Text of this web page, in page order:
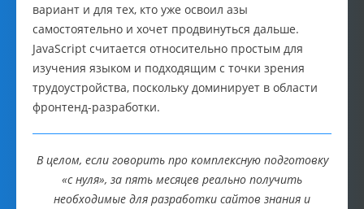
вариант и для тех, кто уже освоил азы
самостоятельно и хочет продвинуться дальше.
JavaScript считается относительно простым для
изучения языком и подходящим с точки зрения
трудоустройства, поскольку доминирует в области
фронтенд-разработки.
В целом, если говорить про комплексную подготовку
«с нуля», за пять месяцев реально получить
необходимые для разработки сайтов знания и